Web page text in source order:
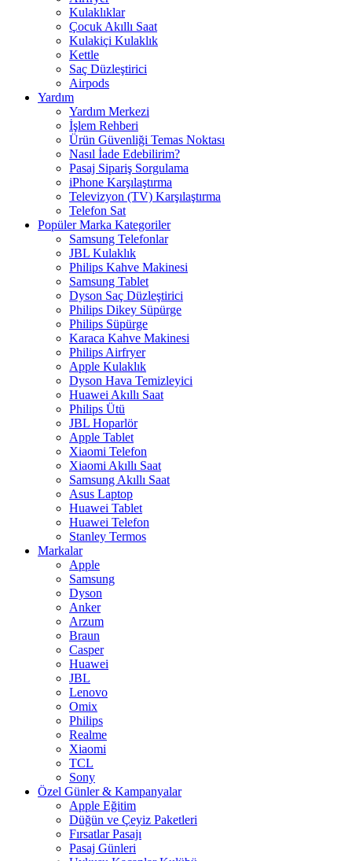
Kulaklıklar
Çocuk Akıllı Saat
Kulakiçi Kulaklık
Kettle
Saç Düzleştirici
Airpods
Yardım
Yardım Merkezi
İşlem Rehberi
Ürün Güvenliği Temas Noktası
Nasıl İade Edebilirim?
Pasaj Sipariş Sorgulama
iPhone Karşılaştırma
Televizyon (TV) Karşılaştırma
Telefon Sat
Popüler Marka Kategoriler
Samsung Telefonlar
JBL Kulaklık
Philips Kahve Makinesi
Samsung Tablet
Dyson Saç Düzleştirici
Philips Dikey Süpürge
Philips Süpürge
Karaca Kahve Makinesi
Philips Airfryer
Apple Kulaklık
Dyson Hava Temizleyici
Huawei Akıllı Saat
Philips Ütü
JBL Hoparlör
Apple Tablet
Xiaomi Telefon
Xiaomi Akıllı Saat
Samsung Akıllı Saat
Asus Laptop
Huawei Tablet
Huawei Telefon
Stanley Termos
Markalar
Apple
Samsung
Dyson
Anker
Arzum
Braun
Casper
Huawei
JBL
Lenovo
Omix
Philips
Realme
Xiaomi
TCL
Sony
Özel Günler & Kampanyalar
Apple Eğitim
Düğün ve Çeyiz Paketleri
Fırsatlar Pasajı
Pasaj Günleri